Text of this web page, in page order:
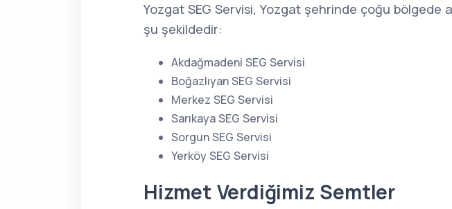
Yozgat SEG Servisi, Yozgat şehrinde çoğu
şu şekildedir:
Akdağmadeni SEG Servisi
Boğazlıyan SEG Servisi
Merkez SEG Servisi
Sarıkaya SEG Servisi
Sorgun SEG Servisi
Yerköy SEG Servisi
Hizmet Verdiğimiz Semtler